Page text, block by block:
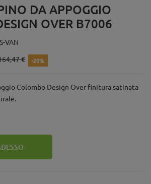
DA APPOGGIO
OVER B7006
VAN
€ -20%
Colombo Design Over finitura satinata